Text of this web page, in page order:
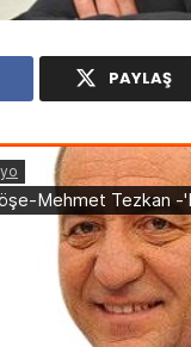
PAYLAŞ